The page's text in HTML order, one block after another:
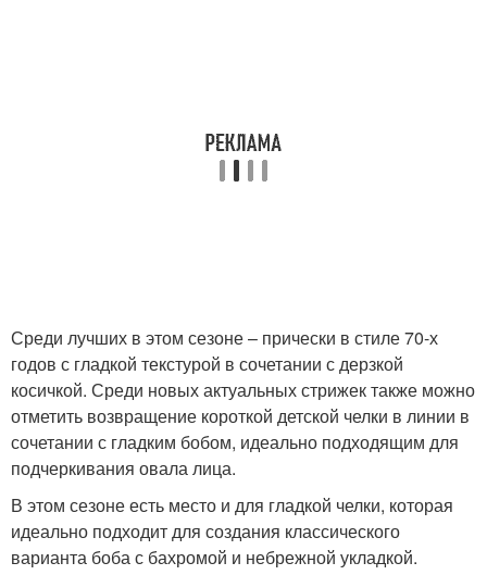
Каре с челкой Объемная челка
Стрижка на средние
прямые
Модные стрижки
Среди лучших в этом сезоне – прически в стиле 70-х
годов с гладкой текстурой в сочетании с дерзкой
косичкой. Среди новых актуальных стрижек также можно
отметить возвращение короткой детской челки в линии в
сочетании с гладким бобом, идеально подходящим для
подчеркивания овала лица.
В этом сезоне есть место и для гладкой челки, которая
идеально подходит для создания классического
варианта боба с бахромой и небрежной укладкой.